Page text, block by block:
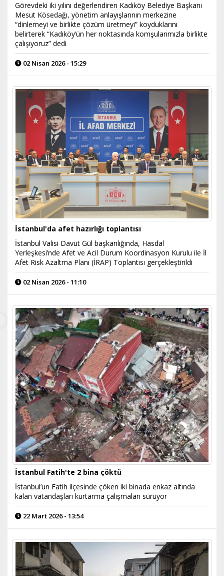
Görevdeki iki yılını değerlendiren Kadıköy Belediye Başkanı
Mesut Kösedağı, yönetim anlayışlarının merkezine
“dinlemeyi ve birlikte çözüm üretmeyi” koyduklarını
belirterek “Kadıköy’ün her noktasında komşularımızla birlikte
çalışıyoruz” dedi
02 Nisan 2026 - 15:29
İstanbul'da afet hazırlığı toplantısı
İstanbul Valisi Davut Gül başkanlığında, Hasdal
Yerleşkesi’nde Afet ve Acil Durum Koordinasyon Kurulu ile İl
Afet Risk Azaltma Planı (İRAP) Toplantısı gerçekleştirildi
02 Nisan 2026 - 11:10
İstanbul Fatih'te 2 bina çöktü
İstanbul’un Fatih ilçesinde çöken iki binada enkaz altında
kalan vatandaşları kurtarma çalışmaları sürüyor
22 Mart 2026 - 13:54